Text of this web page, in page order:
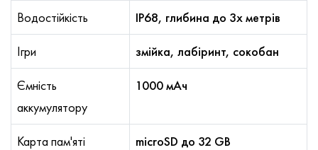
Водостійкість IP68, глибина до 3х метрів
Ігри змійка, лабіринт, сокобан
Ємність
аккумулятору
1000 мАч
Карта пам'яті microSD до 32 GB